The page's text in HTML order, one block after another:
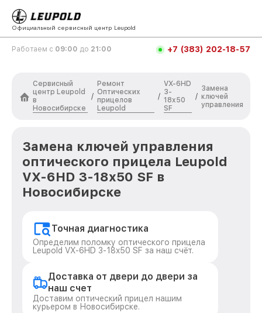
Официальный сервисный центр Leupold
Работаем с 09:00 до 21:00 +7 (383) 202-18-57
Сервисный
центр Leupold
в
Новосибирске
/
Ремонт
Оптических
прицелов
Leupold
/
VX-6HD
3-
18x50
SF
/
Замена
ключей
управления
Замена ключей управления
оптического прицела Leupold
VX-6HD 3-18x50 SF в
Новосибирске
Точная диагностика
Определим поломку оптического прицела
Leupold VX-6HD 3-18x50 SF за наш счёт.
Доставка от двери до двери за
наш счет
Доставим оптический прицел нашим
курьером в Новосибирске.